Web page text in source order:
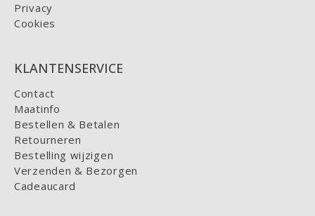
Privacy
Cookies
KLANTENSERVICE
Contact
Maatinfo
Bestellen & Betalen
Retourneren
Bestelling wijzigen
Verzenden & Bezorgen
Cadeaucard